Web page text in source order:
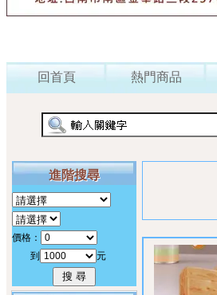
回首頁 熱門商品
進階搜尋
價格：
到
元